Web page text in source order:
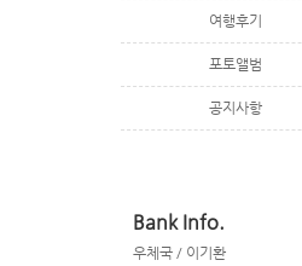
여행후기
포토앨범
공지사항
Bank Info.
우체국 / 이기환